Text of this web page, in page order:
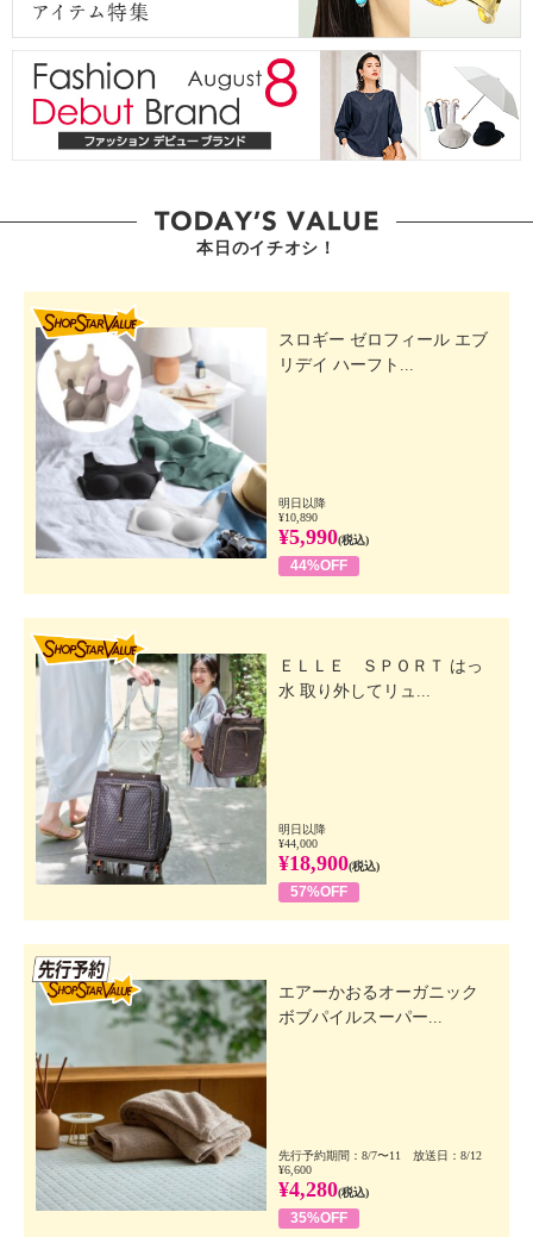
本日のイチオシ！
スロギー ゼロフィール エブ
リデイ ハーフト...
明日以降
¥10,890
¥5,990(税込)
44%OFF
ＥＬＬＥ ＳＰＯＲＴ はっ
水 取り外してリュ...
明日以降
¥44,000
¥18,900(税込)
57%OFF
エアーかおるオーガニック
ボブパイルスーパー...
先行予約期間：8/7〜11 放送日：8/12
¥6,600
¥4,280(税込)
35%OFF